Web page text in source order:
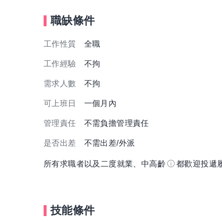
職缺條件
工作性質 全職
工作經驗 不拘
需求人數 不拘
可上班日 一個月內
管理責任 不需負擔管理責任
是否出差 不需出差/外派
所有求職者以及二度就業、中高齡 都歡迎投遞
技能條件